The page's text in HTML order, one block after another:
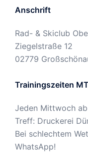
Anschrift
Rad- & Skiclub
Ziegelstraße 12
02779
Trainingszeiten
Jeden Mittwoch ab
Treff: Druckerei
Bei schlechtem
WhatsApp!